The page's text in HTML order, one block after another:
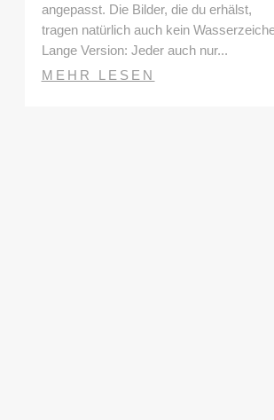
angepasst. Die Bilder, die du erhälst,
tragen natürlich auch kein
Lange Version: Jeder auch nur...
MEHR LESEN